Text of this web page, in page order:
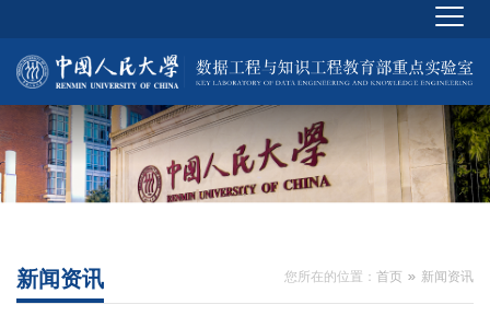
您所在的位置： 首页 新闻资讯
新闻资讯